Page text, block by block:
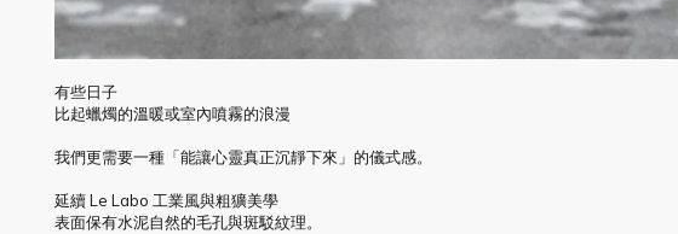
有些日子
比起蠟燭的溫暖或室內噴霧的浪漫
我們更需要一種「能讓心靈真正沉靜下來」的儀式感。
延續 Le Labo 工業風與粗獷美學
表面保有水泥自然的毛孔與斑駁紋理。